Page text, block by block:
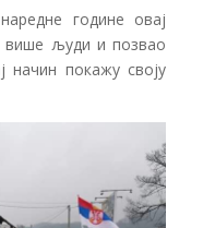
године овај
више људи и позвао
начин покажу своју